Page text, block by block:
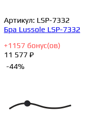
Артикул: LSP-7332
Бра Lussole LSP-7332
+1157 бонус(ов)
11 577 ₽
-44%